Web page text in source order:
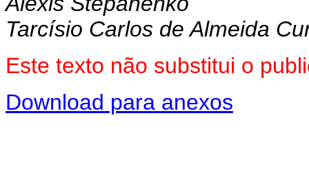
Tarcísio Carlos de Almeida
Este texto não substitui o
Download para anexos